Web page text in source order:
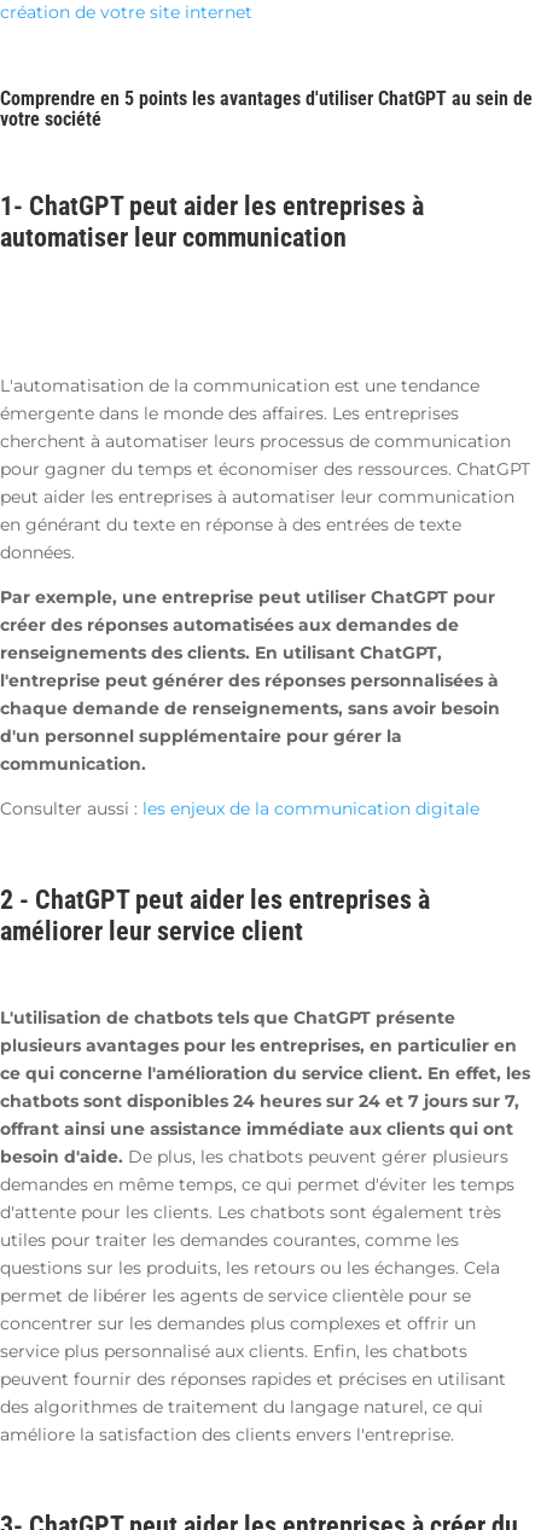
création de votre site internet
Comprendre en 5 points les avantages d'utiliser ChatGPT au sein de
votre société
1- ChatGPT peut aider les entreprises à
automatiser leur communication
L'automatisation de la communication est une tendance
émergente dans le monde des affaires. Les entreprises
cherchent à automatiser leurs processus de communication
pour gagner du temps et économiser des ressources. ChatGPT
peut aider les entreprises à automatiser leur communication
en générant du texte en réponse à des entrées de texte
données.
Par exemple, une entreprise peut utiliser ChatGPT pour
créer des réponses automatisées aux demandes de
renseignements des clients. En utilisant ChatGPT,
l'entreprise peut générer des réponses personnalisées à
chaque demande de renseignements, sans avoir besoin
d'un personnel supplémentaire pour gérer la
communication.
Consulter aussi : les enjeux de la communication digitale
2 - ChatGPT peut aider les entreprises à
améliorer leur service client
L'utilisation de chatbots tels que ChatGPT présente
plusieurs avantages pour les entreprises, en particulier en
ce qui concerne l'amélioration du service client. En effet, les
chatbots sont disponibles 24 heures sur 24 et 7 jours sur 7,
offrant ainsi une assistance immédiate aux clients qui ont
besoin d'aide. De plus, les chatbots peuvent gérer plusieurs
demandes en même temps, ce qui permet d'éviter les temps
d'attente pour les clients. Les chatbots sont également très
utiles pour traiter les demandes courantes, comme les
questions sur les produits, les retours ou les échanges. Cela
permet de libérer les agents de service clientèle pour se
concentrer sur les demandes plus complexes et offrir un
service plus personnalisé aux clients. Enfin, les chatbots
peuvent fournir des réponses rapides et précises en utilisant
des algorithmes de traitement du langage naturel, ce qui
améliore la satisfaction des clients envers l'entreprise.